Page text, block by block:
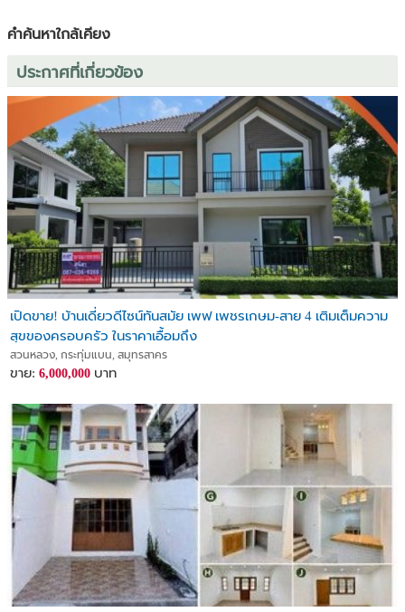
-การคมนาคม: เชื่อมต่อ ถ.เพชรเกษม, ถ.พุทธมณฑลสาย 4, สาย 5 และ
ถ.บรมราชชนนี ใกล้ รฟฟ.สายสีน้ำเงิน (ส่วนต่อขยายในอนาคต)
-ห้างสรรพสินค้า: เดอะมอลล์ บางแค, บิ๊กซี เพชรเกษม, วิคตอเรีย
การ์เดนส์
-สถานศึกษา: รร.สารสาสน์วิเทศธนบุรี, ม.มหิดล ศาลายา
-โรงพยาบาล: รพ.เกษมราษฎร์ บางแค, รพ.มหาชัย 2
ราคาพิเศษเพียง: 10,200,000 บาท
สนใจนัดชมบ้านจริง หรือสอบถามข้อมูลเพิ่มเติม:
ติดต่อ: คุณสุนิสา
โทร: 087-038-6366
Line ID: Suni178
(กรุณานัดหมายล่วงหน้าก่อนเข้าชมบ้านนะคะ ยินดีต้อนรับค่ะ)
คำค้นหาใกล้เคียง
ประกาศที่เกี่ยวข้อง
เปิดขาย! บ้านเดี่ยวดีไซน์ทันสมัย เพฟ เพชรเกษม-สาย 4 เติมเต็มความ
สุขของครอบครัว ในราคาเอื้อมถึง
สวนหลวง, กระทุ่มแบน, สมุทรสาคร
ขาย: 6,000,000 บาท